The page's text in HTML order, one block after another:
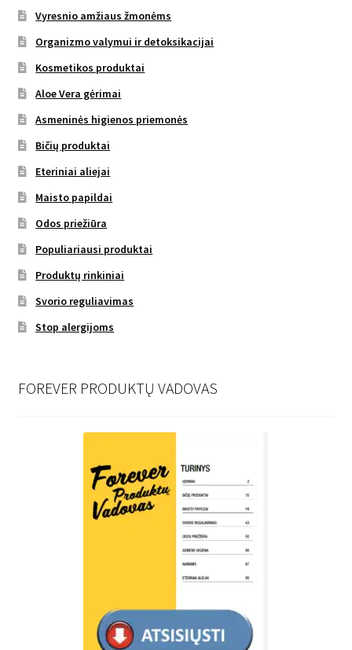
Vyresnio amžiaus žmonėms
Organizmo valymui ir detoksikacijai
Kosmetikos produktai
Aloe Vera gėrimai
Asmeninės higienos priemonės
Bičių produktai
Eteriniai aliejai
Maisto papildai
Odos priežiūra
Populiariausi produktai
Produktų rinkiniai
Svorio reguliavimas
Stop alergijoms
FOREVER PRODUKTŲ VADOVAS